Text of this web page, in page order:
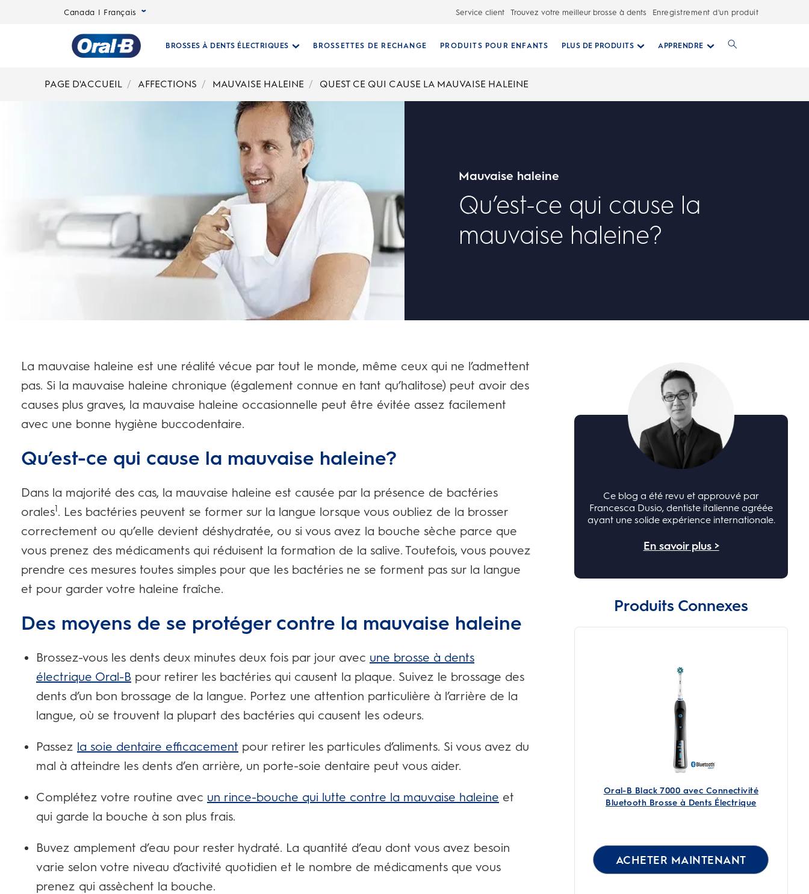
Canada | Français Service client Trouvez votre meilleur brosse à dents Enregistrement d'un produit
Page
BROSSES À DENTS ÉLECTRIQUES BROSSETTES DE RECHANGE PRODUITS POUR ENFANTS PLUS DE PRODUITS APPRENDRE
PAGE D'ACCUEIL AFFECTIONS MAUVAISE HALEINE QUEST CE QUI CAUSE LA MAUVAISE HALEINE
Mauvaise haleine
Qu’est-ce qui cause la
mauvaise haleine?
La mauvaise haleine est une réalité vécue par tout le monde, même ceux qui ne l’admettent
pas. Si la mauvaise haleine chronique (également connue en tant qu’halitose) peut avoir des
causes plus graves, la mauvaise haleine occasionnelle peut être évitée assez facilement
avec une bonne hygiène buccodentaire.
Qu’est-ce qui cause la mauvaise haleine?
Dans la majorité des cas, la mauvaise haleine est causée par la présence de bactéries
orales1. Les bactéries peuvent se former sur la langue lorsque vous oubliez de la brosser
correctement ou qu’elle devient déshydratée, ou si vous avez la bouche sèche parce que
vous prenez des médicaments qui réduisent la formation de la salive. Toutefois, vous pouvez
prendre ces mesures toutes simples pour que les bactéries ne se forment pas sur la langue
et pour garder votre haleine fraîche.
Des moyens de se protéger contre la mauvaise haleine
Brossez-vous les dents deux minutes deux fois par jour avec une brosse à dents
électrique Oral-B pour retirer les bactéries qui causent la plaque. Suivez le brossage des
dents d’un bon brossage de la langue. Portez une attention particulière à l’arrière de la
langue, où se trouvent la plupart des bactéries qui causent les odeurs.
Passez la soie dentaire efficacement pour retirer les particules d’aliments. Si vous avez du
mal à atteindre les dents d’en arrière, un porte-soie dentaire peut vous aider.
Complétez votre routine avec un rince-bouche qui lutte contre la mauvaise haleine et
qui garde la bouche à son plus frais.
Buvez amplement d’eau pour rester hydraté. La quantité d’eau dont vous avez besoin
varie selon votre niveau d’activité quotidien et le nombre de médicaments que vous
prenez qui assèchent la bouche.
Ce blog a été revu et approuvé par
Francesca Dusio, dentiste italienne agréée
ayant une solide expérience internationale.
En savoir plus >
Produits Connexes
Oral-B Black 7000 avec Connectivité
Bluetooth Brosse à Dents Électrique
ACHETER MAINTENANT